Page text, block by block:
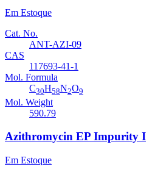
Em Estoque
Cat. No.
ANT-AZI-09
CAS
117693-41-1
Mol. Formula
C30H58N2O9
Mol. Weight
590.79
Azithromycin EP Impurity I
Em Estoque